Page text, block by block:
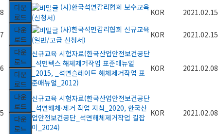
8
다운
로드
(사)한국석면감리협회 보수교육
(신청서)
KOR 2021.02.15
7
다운
로드
(사)한국석면감리협회 신규교육
(일반/고급 신청서)
KOR 2021.02.15
6
다운
로드
다운
로드
신규교육 시험자료(한국산업안전보건공단
_석면텍스 해체제거작업 표준매뉴얼
_2015, _석면슬레이트 해체제거작업 표
준매뉴얼_2012)
KOR 2021.02.08
5
다운
로드
다운
로드
신규교육 시험자료(한국산업안전보건공단
_석면해체·제거 작업 지침_2020, 한국산
업안전보건공단_석면해체제거작업 길잡
이_2024)
KOR 2021.02.08